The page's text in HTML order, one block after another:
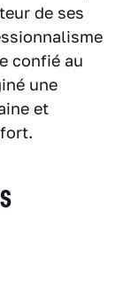
de ses
confié au
une
et